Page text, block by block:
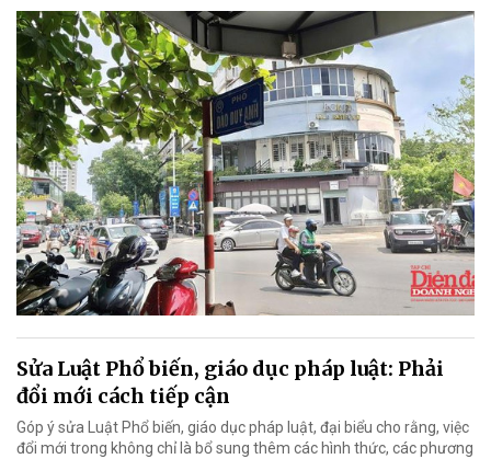
Sửa Luật Phổ biến, giáo dục pháp luật: Phải
đổi mới cách tiếp cận
Góp ý sửa Luật Phổ biến, giáo dục pháp luật, đại biểu cho rằng, việc
đổi mới trong không chỉ là bổ sung thêm các hình thức, các phương